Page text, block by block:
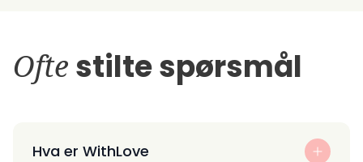
Ofte stilte spørsmål
Hva er WithLove